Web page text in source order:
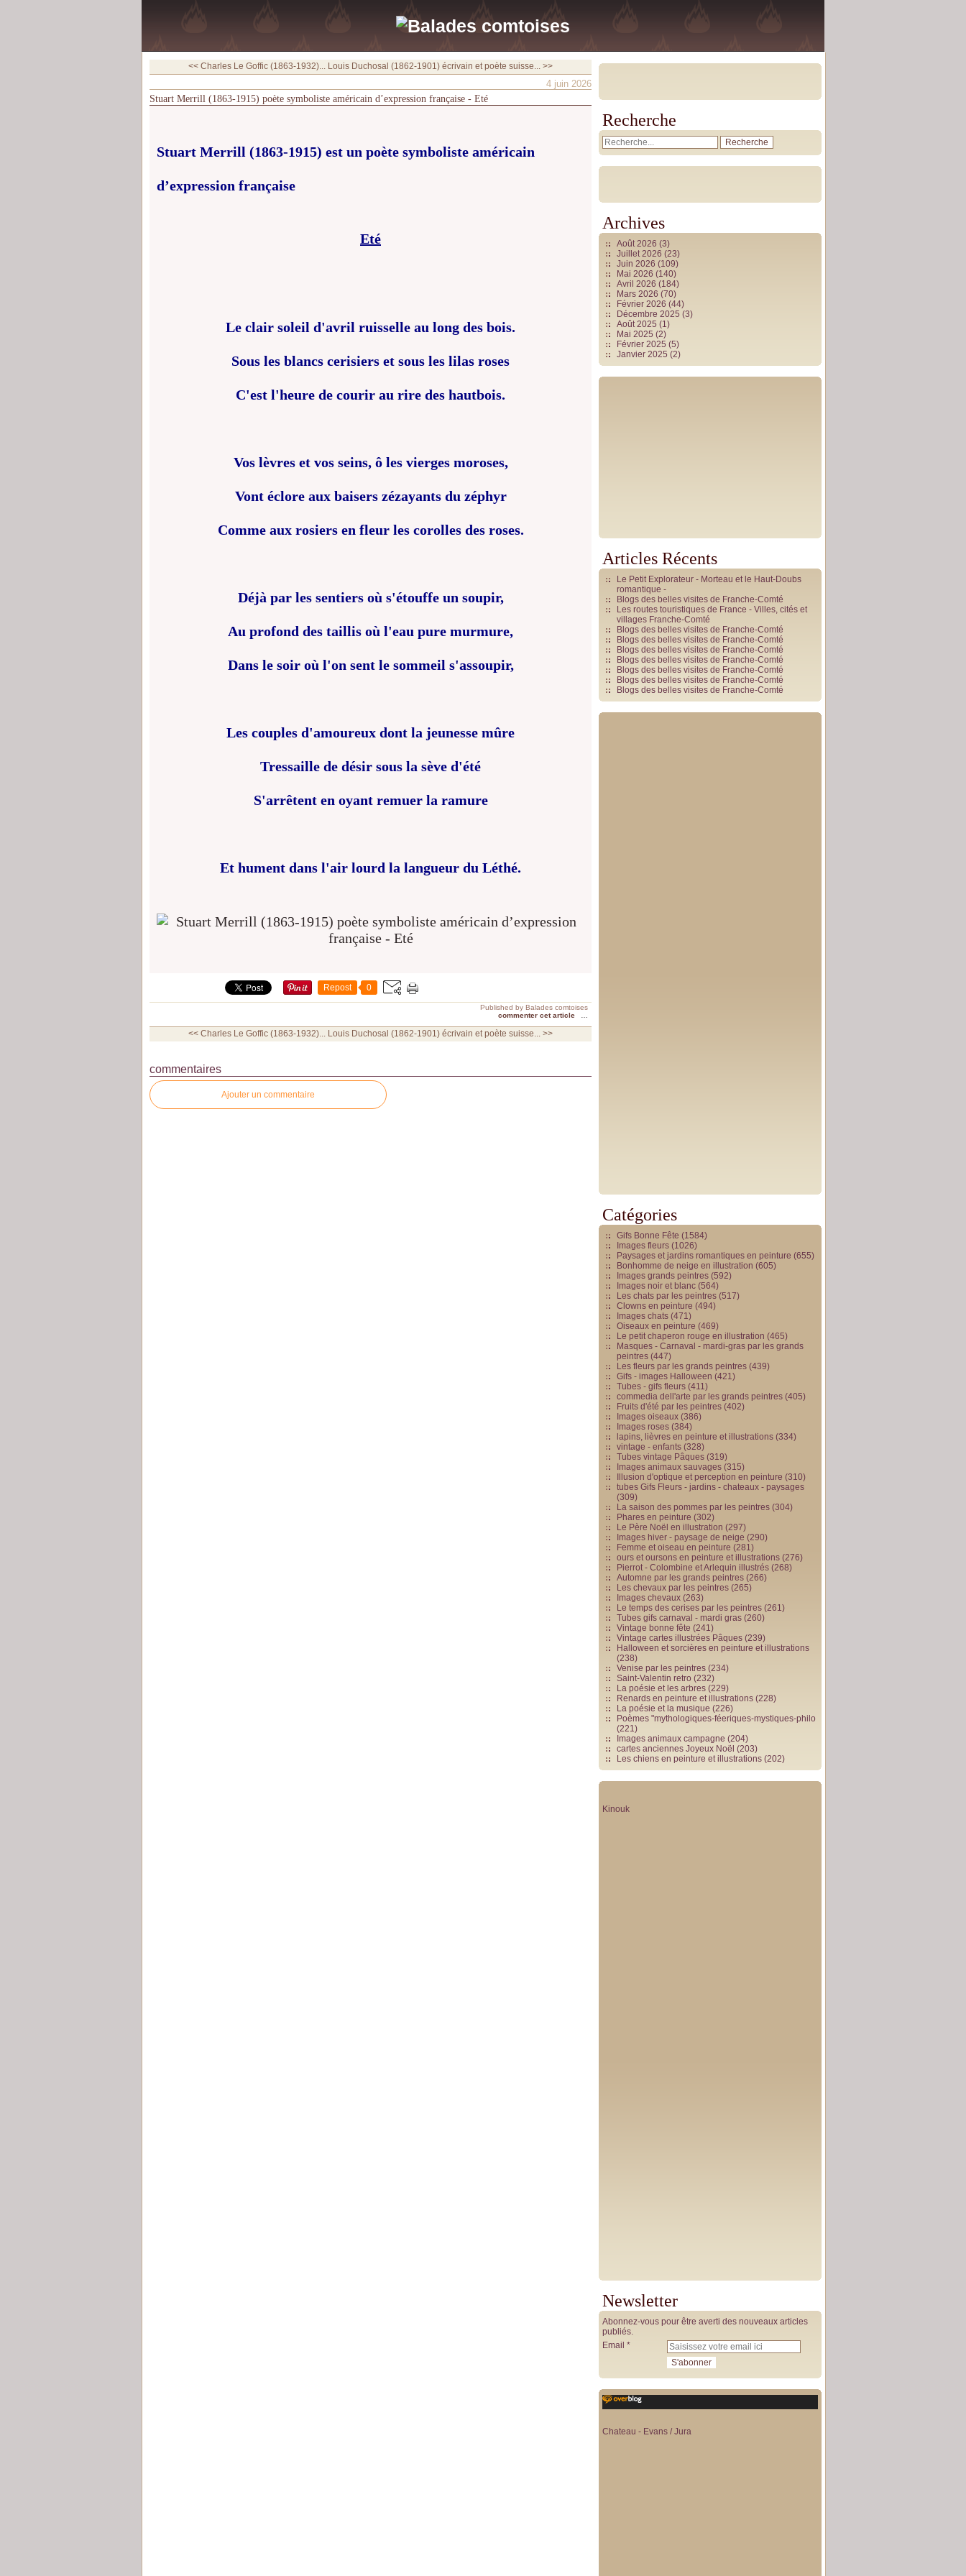
<< Charles Le Goffic (1863-1932)... Louis Duchosal (1862-1901) écrivain et poète suisse... >>
4 juin 2026
Stuart Merrill (1863-1915) poète symboliste américain d’expression française - Eté
Stuart Merrill (1863-1915) est un poète symboliste américain
d’expression française
Eté
Le clair soleil d'avril ruisselle au long des bois.
Sous les blancs cerisiers et sous les lilas roses
C'est l'heure de courir au rire des hautbois.
Vos lèvres et vos seins, ô les vierges moroses,
Vont éclore aux baisers zézayants du zéphyr
Comme aux rosiers en fleur les corolles des roses.
Déjà par les sentiers où s'étouffe un soupir,
Au profond des taillis où l'eau pure murmure,
Dans le soir où l'on sent le sommeil s'assoupir,
Les couples d'amoureux dont la jeunesse mûre
Tressaille de désir sous la sève d'été
S'arrêtent en oyant remuer la ramure
Et hument dans l'air lourd la langueur du Léthé.
Repost 0
Published by Balades comtoises
commenter cet article
<< Charles Le Goffic (1863-1932)... Louis Duchosal (1862-1901) écrivain et poète suisse... >>
commentaires
Ajouter un commentaire
Recherche
Archives
Août 2026 (3)
Juillet 2026 (23)
Juin 2026 (109)
Mai 2026 (140)
Avril 2026 (184)
Mars 2026 (70)
Février 2026 (44)
Décembre 2025 (3)
Août 2025 (1)
Mai 2025 (2)
Février 2025 (5)
Janvier 2025 (2)
Articles Récents
Le Petit Explorateur - Morteau et le Haut-Doubs
romantique -
Blogs des belles visites de Franche-Comté
Les routes touristiques de France - Villes, cités et
villages Franche-Comté
Blogs des belles visites de Franche-Comté
Blogs des belles visites de Franche-Comté
Blogs des belles visites de Franche-Comté
Blogs des belles visites de Franche-Comté
Blogs des belles visites de Franche-Comté
Blogs des belles visites de Franche-Comté
Blogs des belles visites de Franche-Comté
Catégories
Gifs Bonne Fête (1584)
Images fleurs (1026)
Paysages et jardins romantiques en peinture (655)
Bonhomme de neige en illustration (605)
Images grands peintres (592)
Images noir et blanc (564)
Les chats par les peintres (517)
Clowns en peinture (494)
Images chats (471)
Oiseaux en peinture (469)
Le petit chaperon rouge en illustration (465)
Masques - Carnaval - mardi-gras par les grands
peintres (447)
Les fleurs par les grands peintres (439)
Gifs - images Halloween (421)
Tubes - gifs fleurs (411)
commedia dell'arte par les grands peintres (405)
Fruits d'été par les peintres (402)
Images oiseaux (386)
Images roses (384)
lapins, lièvres en peinture et illustrations (334)
vintage - enfants (328)
Tubes vintage Pâques (319)
Images animaux sauvages (315)
Illusion d'optique et perception en peinture (310)
tubes Gifs Fleurs - jardins - chateaux - paysages
(309)
La saison des pommes par les peintres (304)
Phares en peinture (302)
Le Père Noël en illustration (297)
Images hiver - paysage de neige (290)
Femme et oiseau en peinture (281)
ours et oursons en peinture et illustrations (276)
Pierrot - Colombine et Arlequin illustrés (268)
Automne par les grands peintres (266)
Les chevaux par les peintres (265)
Images chevaux (263)
Le temps des cerises par les peintres (261)
Tubes gifs carnaval - mardi gras (260)
Vintage bonne fête (241)
Vintage cartes illustrées Pâques (239)
Halloween et sorcières en peinture et illustrations
(238)
Venise par les peintres (234)
Saint-Valentin retro (232)
La poésie et les arbres (229)
Renards en peinture et illustrations (228)
La poésie et la musique (226)
Poèmes "mythologiques-féeriques-mystiques-philo
(221)
Images animaux campagne (204)
cartes anciennes Joyeux Noël (203)
Les chiens en peinture et illustrations (202)
Kinouk
Newsletter
Abonnez-vous pour être averti des nouveaux articles
publiés.
Email
Chateau - Evans / Jura